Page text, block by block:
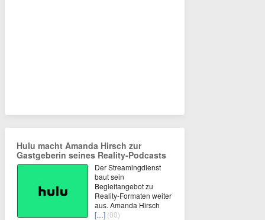
Hulu macht Amanda Hirsch zur
Gastgeberin seines Reality-Podcasts
Der Streamingdienst
baut sein
Begleitangebot zu
Reality-Formaten weiter
aus. Amanda Hirsch
[…] (00)